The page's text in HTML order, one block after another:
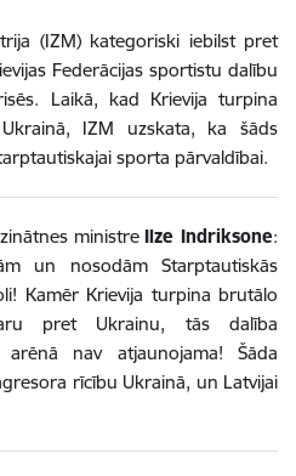
(IZM) kategoriski iebilst pret
Federācijas sportistu dalību
Laikā, kad Krievija turpina
IZM uzskata, ka šāds
sporta pārvaldībai.
ministreIlze Indriksone:
un nosodām Starptautiskās
Kamēr Krievija turpina brutālo
pret Ukrainu, tās dalība
nav atjaunojama! Šāda
rīcību Ukrainā, un Latvijai